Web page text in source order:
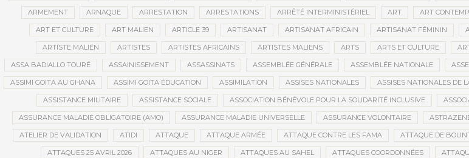
ARMEMENT ARNAQUE ARRESTATION ARRESTATIONS ARRÊTÉ INTERMINISTÉRIEL ART ART
ART ET CULTURE ART MALIEN ARTICLE 39 ARTISANAT ARTISANAT AFRICAIN ARTISANAT FÉMININ
ARTISTE MALIEN ARTISTES ARTISTES AFRICAINS ARTISTES MALIENS ARTS ARTS ET CULTURE
ASSA BADIALLO TOURÉ ASSAINISSEMENT ASSASSINATS ASSEMBLÉE GÉNÉRALE ASSEMBLÉE NATIONALE
ASSIMI GOITA AU GHANA ASSIMI GOÏTA ÉDUCATION ASSIMILATION ASSISES NATIONALES ASSISES NATIONALES DE
ASSISTANCE MILITAIRE ASSISTANCE SOCIALE ASSOCIATION BÉNÉVOLE POUR LA SOLIDARITÉ INCLUSIVE
ASSURANCE MALADIE OBLIGATOIRE (AMO) ASSURANCE MALADIE UNIVERSELLE ASSURANCE VOLONTAIRE
ATELIER DE VALIDATION ATIDI ATTAQUE ATTAQUE ARMÉE ATTAQUE CONTRE LES FAMA ATTAQUE DE
ATTAQUES 25 AVRIL 2026 ATTAQUES AU NIGER ATTAQUES AU SAHEL ATTAQUES COORDONNÉES